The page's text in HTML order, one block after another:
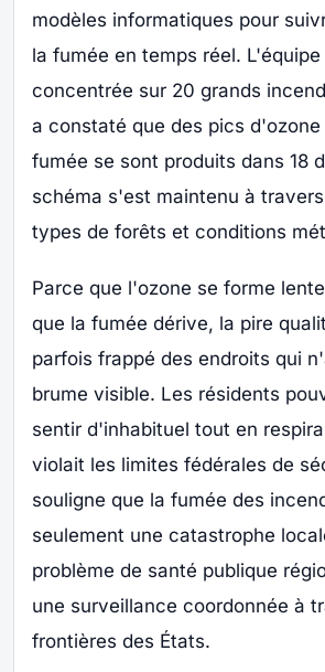
modèles informatiques pour
la fumée en temps réel.
concentrée sur 20 grands
a constaté que des pics
fumée se sont produits dans 18
schéma s'est maintenu à
types de forêts et conditions
Parce que l'ozone se forme
que la fumée dérive, la pire
parfois frappé des endroits qui
brume visible. Les résidents
sentir d'inhabituel tout en
violait les limites fédérales de
souligne que la fumée des
seulement une catastrophe
problème de santé publique
une surveillance coordonnée à
frontières des États.